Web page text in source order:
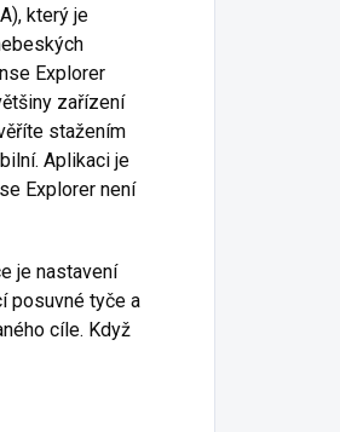
který je
Explorer
zařízení
stažením
Aplikaci je
Explorer není
je nastavení
posuvné tyče a
cíle. Když